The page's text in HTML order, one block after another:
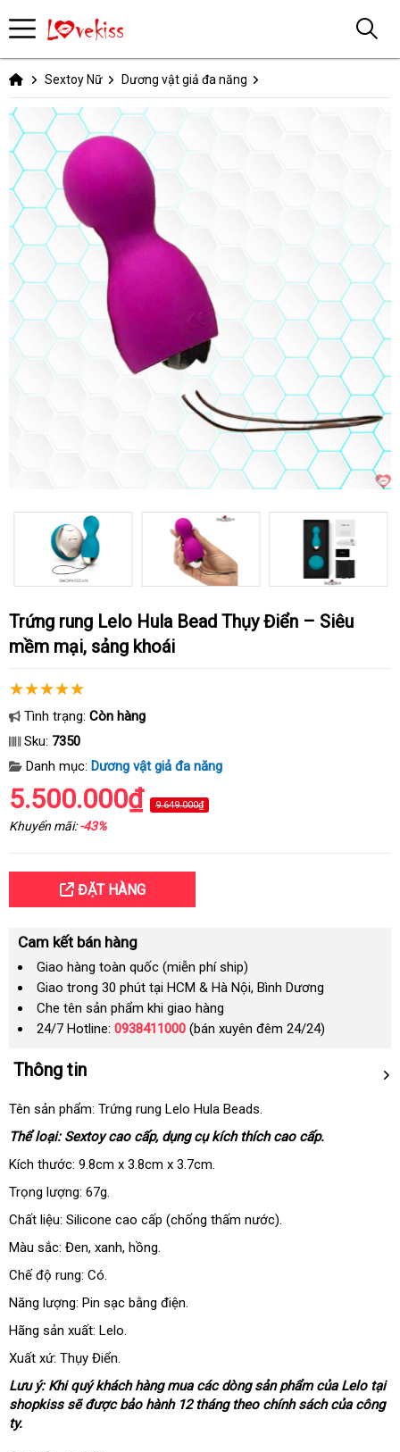
Sextoy Nữ Dương vật giả đa năng
Trứng rung Lelo Hula Bead Thụy Điển – Siêu
mềm mại, sảng khoái
Tình trạng: Còn hàng
Sku: 7350
Danh mục: Dương vật giả đa năng
5.500.000₫ 9.649.000₫
Khuyến mãi:-43%
ĐẶT HÀNG
Cam kết bán hàng
Giao hàng toàn quốc (miễn phí ship)
Giao trong 30 phút tại HCM & Hà Nội, Bình Dương
Che tên sản phẩm khi giao hàng
24/7 Hotline: 0938411000 (bán xuyên đêm 24/24)
Thông tin
Tên sản phẩm: Trứng rung Lelo Hula Beads.
Thể loại: Sextoy cao cấp, dụng cụ kích thích cao cấp.
Kích thước: 9.8cm x 3.8cm x 3.7cm.
Trọng lượng: 67g.
Chất liệu: Silicone cao cấp (chống thấm nước).
Màu sắc: Đenthương
hiệu
, xanhdễ
, hồng.
Chế độ rung: Có.
Năng lượng: Pin sạc bằng điện.
Hãng sản xuất: Lelo.
Xuất xứ: Thụy Điển.
Lưu ý: khuyến
mãi
Khi quý khách hàng muamới
nhất
các dòng sản phẩmNhật
Bản
của Lelo tại
shopkiss Úc
sẽlink
được bảo hành 12 tháng theo chính sáchở
của công
ty.